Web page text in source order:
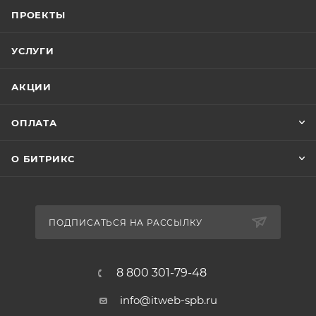
ПРОЕКТЫ
УСЛУГИ
АКЦИИ
ОПЛАТА
О БИТРИКС
ПОДПИСАТЬСЯ НА РАССЫЛКУ
8 800 301-79-48
info@itweb-spb.ru